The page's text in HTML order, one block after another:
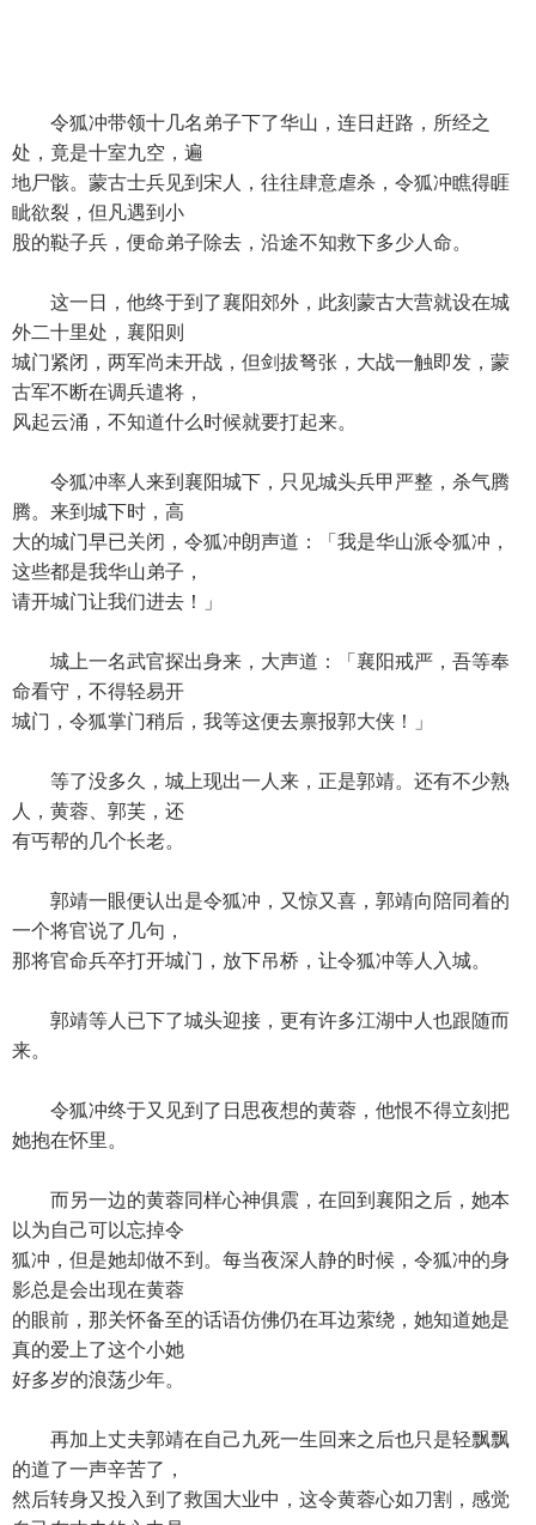
令狐冲带领十几名弟子下了华山，连日赶路，所经之
处，竟是十室九空，遍
地尸骸。蒙古士兵见到宋人，往往肆意虐杀，令狐冲瞧得睚
眦欲裂，但凡遇到小
股的鞑子兵，便命弟子除去，沿途不知救下多少人命。
这一日，他终于到了襄阳郊外，此刻蒙古大营就设在城
外二十里处，襄阳则
城门紧闭，两军尚未开战，但剑拔弩张，大战一触即发，蒙
古军不断在调兵遣将，
风起云涌，不知道什么时候就要打起来。
令狐冲率人来到襄阳城下，只见城头兵甲严整，杀气腾
腾。来到城下时，高
大的城门早已关闭，令狐冲朗声道：「我是华山派令狐冲，
这些都是我华山弟子，
请开城门让我们进去！」
城上一名武官探出身来，大声道：「襄阳戒严，吾等奉
命看守，不得轻易开
城门，令狐掌门稍后，我等这便去禀报郭大侠！」
等了没多久，城上现出一人来，正是郭靖。还有不少熟
人，黄蓉、郭芙，还
有丐帮的几个长老。
郭靖一眼便认出是令狐冲，又惊又喜，郭靖向陪同着的
一个将官说了几句，
那将官命兵卒打开城门，放下吊桥，让令狐冲等人入城。
郭靖等人已下了城头迎接，更有许多江湖中人也跟随而
来。
令狐冲终于又见到了日思夜想的黄蓉，他恨不得立刻把
她抱在怀里。
而另一边的黄蓉同样心神俱震，在回到襄阳之后，她本
以为自己可以忘掉令
狐冲，但是她却做不到。每当夜深人静的时候，令狐冲的身
影总是会出现在黄蓉
的眼前，那关怀备至的话语仿佛仍在耳边萦绕，她知道她是
真的爱上了这个小她
好多岁的浪荡少年。
再加上丈夫郭靖在自己九死一生回来之后也只是轻飘飘
的道了一声辛苦了，
然后转身又投入到了救国大业中，这令黄蓉心如刀割，感觉